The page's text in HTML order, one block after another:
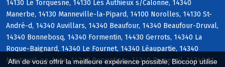
Afin de vous offrir la meilleure expérience possible, Biocoop utilise
14130 Le Torquesne, 14130 Les Authieux s/Calonne, 14340
Manerbe, 14130 Manneville-la-Pipard, 14100 Norolles, 14130 St-
André-d, 14340 Auvillars, 14340 Beaufour, 14340 Beaufour-Druval,
14340 Bonnebosq, 14340 Formentin, 14430 Gerrots, 14340 La
Roque-Baignard, 14340 Le Fournet, 14340 Léaupartie, 14340
Montreuil-en-Auge, 14340 Repentigny, 14340 Rumesnil, 14340 St-